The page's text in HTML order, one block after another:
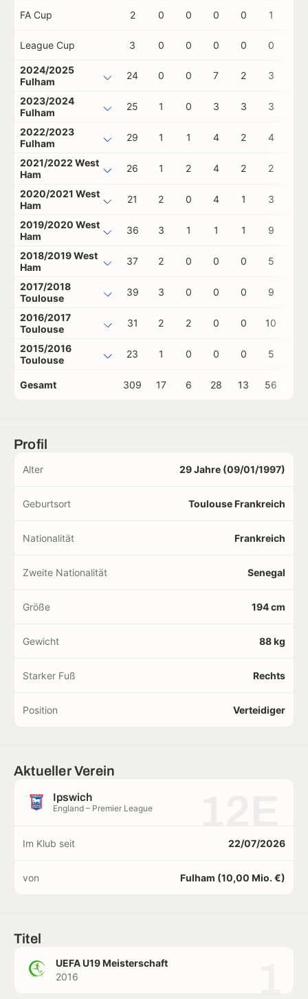
FA Cup 2 0 0 0 0 1
League Cup 3 0 0 0 0 0
2024/2025
Fulham
24 0 0 7 2 3
2023/2024
Fulham
25 1 0 3 3 3
2022/2023
Fulham
29 1 1 4 2 4
2021/2022 West
Ham
26 1 2 4 2 2
2020/2021 West
Ham
21 2 0 4 1 3
2019/2020 West
Ham
36 3 1 1 1 9
2018/2019 West
Ham
37 2 0 0 0 5
2017/2018
Toulouse
39 3 0 0 0 9
2016/2017
Toulouse
31 2 2 0 0 10
2015/2016
Toulouse
23 1 0 0 0 5
Gesamt 309 17 6 28 13 56
Profil
Alter 29 Jahre (09/01/1997)
Geburtsort Toulouse Frankreich
Nationalität Frankreich
Zweite Nationalität Senegal
Größe 194 cm
Gewicht 88 kg
Starker Fuß Rechts
Position Verteidiger
Aktueller Verein
Ipswich
England – Premier League
Im Klub seit 22/07/2026
von Fulham (10,00 Mio. €)
Titel
UEFA U19 Meisterschaft
2016